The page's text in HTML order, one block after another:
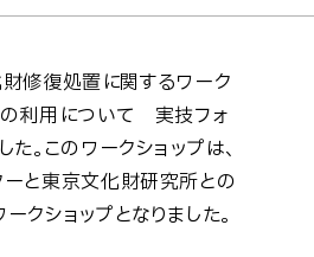
修復処置に関するワーク
の利用について 実技フォ
。このワークショップは、
と東京文化財研究所との
クショップとなりました。